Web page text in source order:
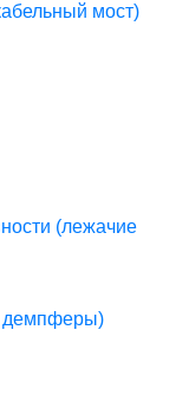
мост)
(лежачие
демпферы)